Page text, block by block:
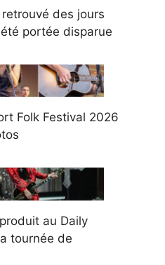
des jours
portée disparue
Folk Festival 2026
au Daily
tournée de